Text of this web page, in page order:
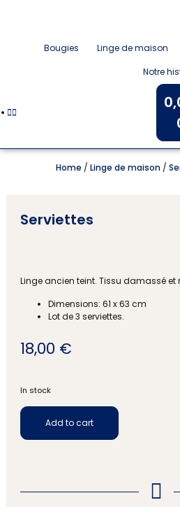
Bougies Linge de maison
Notre
Home / Linge de maison/
Serviettes
Linge ancien teint. Tissu damassé
Dimensions: 61 x 63 cm
Lot de 3 serviettes.
18,00 €
In stock
Add to cart